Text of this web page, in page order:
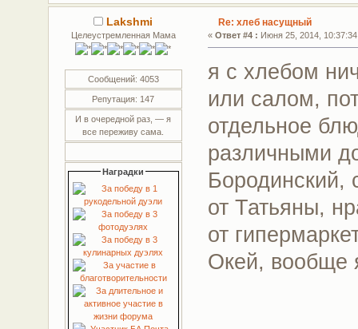
Lakshmi
Целеустремленная Мама
Сообщений: 4053
Репутация: 147
И в очередной раз, — я
все переживу сама.
Наградки
Re: хлеб насущный
«Ответ #4 : Июня 25, 2014,
я с хлебом
или салом,
отдельное
различными
от Татьяны,
от
Окей, вообще